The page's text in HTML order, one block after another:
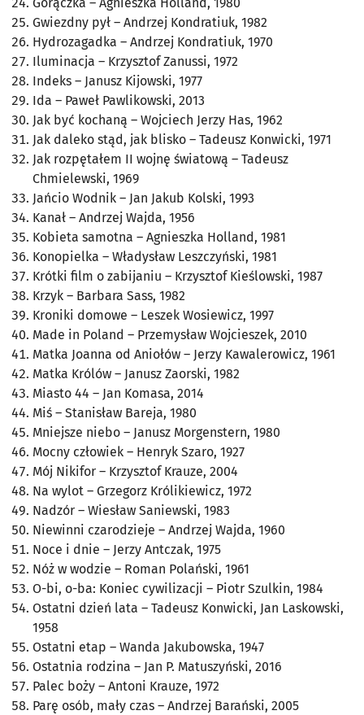
Gwiezdny pył – Andrzej Kondratiuk, 1982
Hydrozagadka – Andrzej Kondratiuk, 1970
Iluminacja – Krzysztof Zanussi, 1972
Indeks – Janusz Kijowski, 1977
Ida – Paweł Pawlikowski, 2013
Jak być kochaną – Wojciech Jerzy Has, 1962
Jak daleko stąd, jak blisko – Tadeusz Konwicki, 1971
Jak rozpętałem II wojnę światową – Tadeusz
Chmielewski, 1969
Jańcio Wodnik – Jan Jakub Kolski, 1993
Kanał – Andrzej Wajda, 1956
Kobieta samotna – Agnieszka Holland, 1981
Konopielka – Władysław Leszczyński, 1981
Krótki film o zabijaniu – Krzysztof Kieślowski, 1987
Krzyk – Barbara Sass, 1982
Kroniki domowe – Leszek Wosiewicz, 1997
Made in Poland – Przemysław Wojcieszek, 2010
Matka Joanna od Aniołów – Jerzy Kawalerowicz, 1961
Matka Królów – Janusz Zaorski, 1982
Miasto 44 – Jan Komasa, 2014
Miś – Stanisław Bareja, 1980
Mniejsze niebo – Janusz Morgenstern, 1980
Mocny człowiek – Henryk Szaro, 1927
Mój Nikifor – Krzysztof Krauze, 2004
Na wylot – Grzegorz Królikiewicz, 1972
Nadzór – Wiesław Saniewski, 1983
Niewinni czarodzieje – Andrzej Wajda, 1960
Noce i dnie – Jerzy Antczak, 1975
Nóż w wodzie – Roman Polański, 1961
O-bi, o-ba: Koniec cywilizacji – Piotr Szulkin, 1984
Ostatni dzień lata – Tadeusz Konwicki, Jan Laskowski,
1958
Ostatni etap – Wanda Jakubowska, 1947
Ostatnia rodzina – Jan P. Matuszyński, 2016
Palec boży – Antoni Krauze, 1972
Parę osób, mały czas – Andrzej Barański, 2005